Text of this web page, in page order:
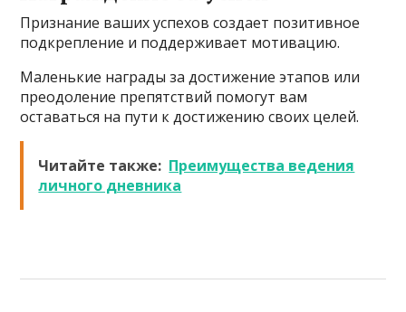
Признание ваших успехов создает позитивное
подкрепление и поддерживает мотивацию.
Маленькие награды за достижение этапов или
преодоление препятствий помогут вам
оставаться на пути к достижению своих целей.
Читайте также: Преимущества ведения
личного дневника